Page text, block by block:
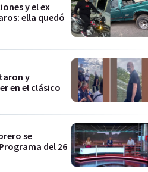
y el ex
ella quedó
y
en el clásico
se
del 26